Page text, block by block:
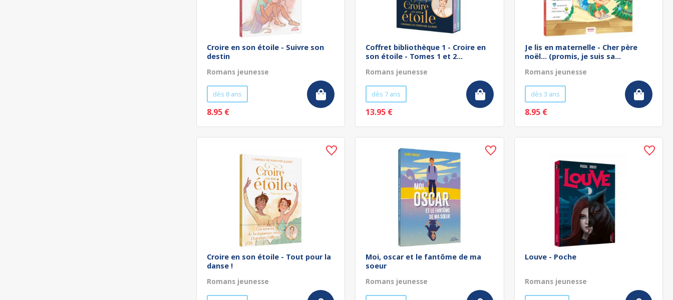
Croire en son étoile - Suivre son
destin
Romans jeunesse
dès 8 ans
8.95 €
Coffret bibliothèque 1 - Croire en
son étoile - Tomes 1 et 2...
Romans jeunesse
dès 7 ans
13.95 €
Je lis en maternelle - Cher père
noël... (promis, je suis sa...
Romans jeunesse
dès 3 ans
8.95 €
Croire en son étoile - Tout pour la
danse !
Romans jeunesse
Moi, oscar et le fantôme de ma
soeur
Romans jeunesse
Louve - Poche
Romans jeunesse